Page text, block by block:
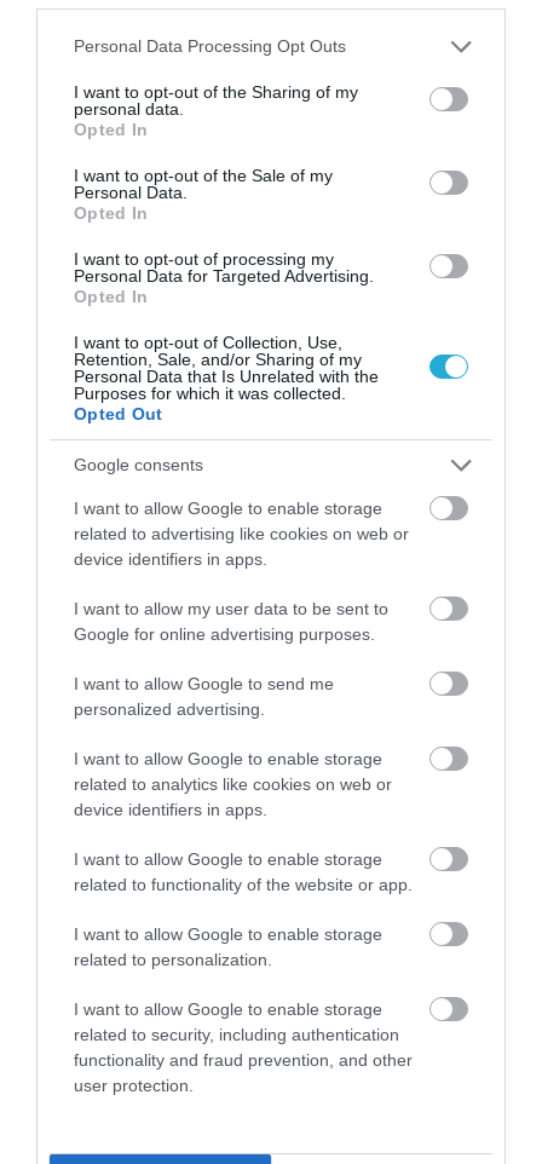
Please note that this website/app uses one or more Google
not limited to your visit or usage behaviour. You may click to
grant or deny consent to Google and its third-party tags to
use your data for below specified purposes in below Google
consent section.
Personal Data Processing Opt Outs
I want to opt-out of the Sharing of my
personal data.
Opted In
I want to opt-out of the Sale of my
Personal Data.
Opted In
I want to opt-out of processing my
Personal Data for Targeted Advertising.
Opted In
I want to opt-out of Collection, Use,
Retention, Sale, and/or Sharing of my
Personal Data that Is Unrelated with the
Purposes for which it was collected.
Opted Out
Google consents
I want to allow Google to enable storage
related to advertising like cookies on web or
device identifiers in apps.
I want to allow my user data to be sent to
Google for online advertising purposes.
I want to allow Google to send me
personalized advertising.
I want to allow Google to enable storage
related to analytics like cookies on web or
device identifiers in apps.
I want to allow Google to enable storage
related to functionality of the website or app.
I want to allow Google to enable storage
related to personalization.
I want to allow Google to enable storage
related to security, including authentication
functionality and fraud prevention, and other
user protection.
«Μεγάλη Γιορτή» για την άσκηση και τη
διατροφή από το Υπουργείο Υγείας και τη
«Η παιδική παχυσαρκία επηρεάζει περισσότερα από 1
στα 3 παιδιά στην Ελλάδα»
09.05.2022
Πώς επηρεάζει η παχυσαρκία την υγεία της
καρδιάς των παιδιών κάτω των 6 ετών
Οι σοβαρές επιπτώσεις του υπερβολικού βάρους στην
υγεία των νηπίων
13.02.2022
Έρευνα της διαΝΕΟσις: Το μεγάλο πρόβλημα
της παχυσαρκίας στην Ελλάδα και οι
συνέπειές της
ή παχύσαρκοι.